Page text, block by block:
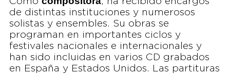
de distintas instituciones y numerosos
solistas y ensembles. Su obras se
programan en importantes ciclos y
festivales nacionales e internacionales y
han sido incluidas en varios CD grabados
en España y Estados Unidos. Las partituras